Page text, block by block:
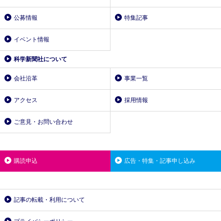
公募情報 特集記事
イベント情報
科学新聞社について
会社沿革 事業一覧
アクセス 採用情報
ご意見・お問い合わせ
購読申込 広告・特集・記事申し込み
記事の転載・利用について